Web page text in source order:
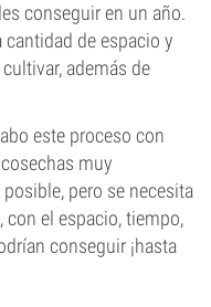
conseguir en un año.
cantidad de espacio y
además de
este proceso con
muy
pero se necesita
con el espacio, tiempo,
conseguir ¡hasta